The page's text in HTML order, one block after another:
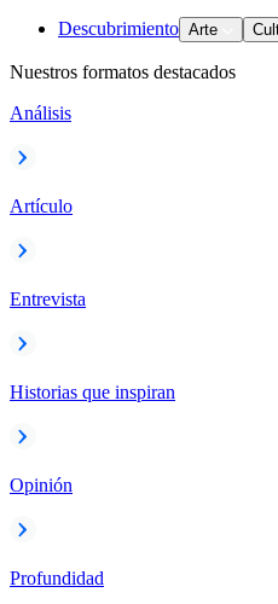
Descubrimiento Arte
Nuestros formatos destacados
Análisis
Artículo
Entrevista
Historias que inspiran
Opinión
Profundidad